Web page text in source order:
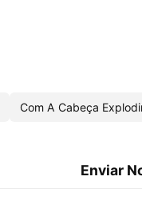
Com A Cabeça
Enviar